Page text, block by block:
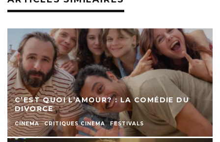
C’EST QUOI L’AMOUR? : LA COMÉDIE DU
DIVORCE
CINEMA CRITIQUES CINEMA FESTIVALS